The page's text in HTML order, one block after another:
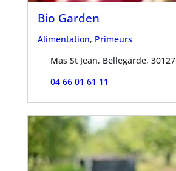
Bio Garden
Alimentation, Primeurs
Mas St Jean, Bellegarde, 30127
04 66 01 61 11